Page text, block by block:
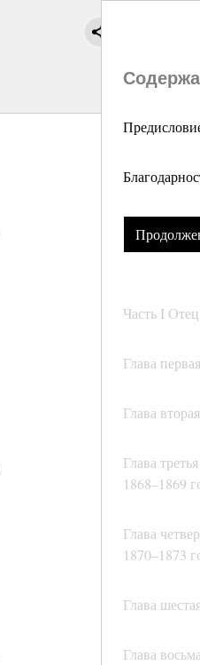
Часть I
Глава
Глава
Глава
1868–1869
Глава
1870–1873
Глава
Глава